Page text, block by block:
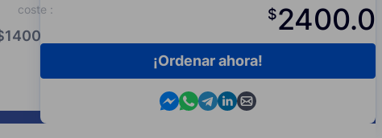
coste :
1400.0
$2400.0
Contact us in Messenger
Contact us in WhatsApp
Contact us in Telegram
Contact us in Viber
Contact us by email
¡Ordenar ahora!